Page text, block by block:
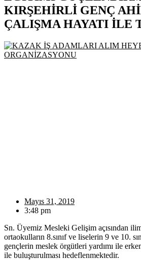
KIRŞEHİRLİ GENÇ
ÇALIŞMA HAYATI İLE
Mayıs 31, 2019
3:48 pm
Sn. Üyemiz Mesleki Gelişim açısından
ortaokulların 8.sınıf ve liselerin 9 ve 10.
gençlerin meslek örgütleri yardımı ile
ile buluşturulması hedeflenmektedir.